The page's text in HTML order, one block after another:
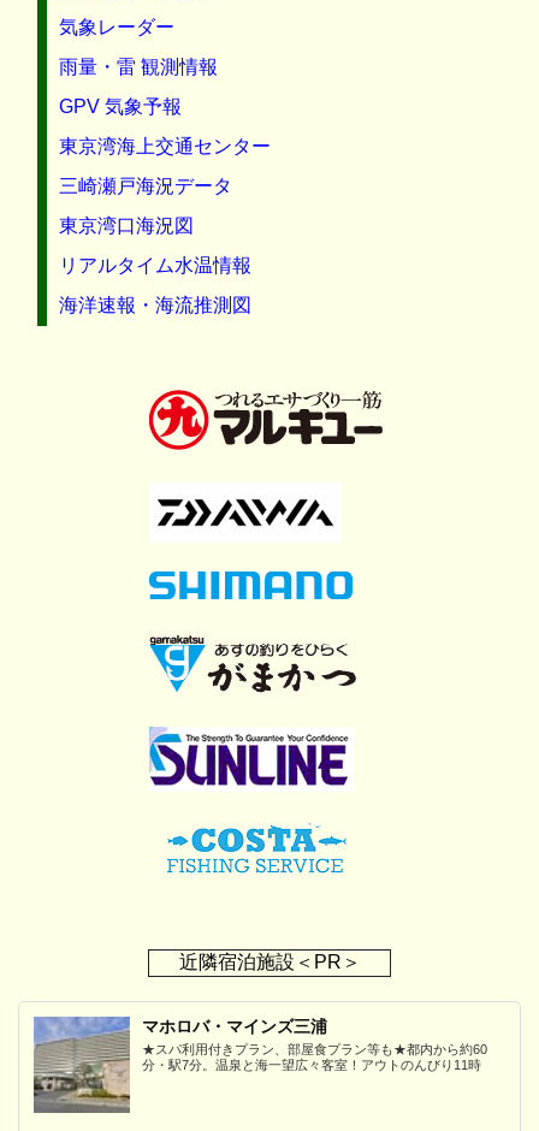
気象レーダー
雨量・雷 観測情報
GPV 気象予報
東京湾海上交通センター
三崎瀬戸海況データ
東京湾口海況図
リアルタイム水温情報
海洋速報・海流推測図
近隣宿泊施設＜PR＞
マホロバ・マインズ三浦
★スパ利用付きプラン、部屋食プラン等も★都内から約60
分・駅7分。温泉と海一望広々客室！アウトのんびり11時